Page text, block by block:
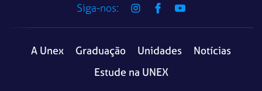
Siga-nos:
A Unex Graduação Unidades
Notícias
Estude na UNEX